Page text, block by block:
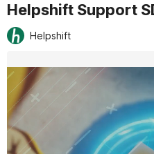
Helpshift Support
Helpshift